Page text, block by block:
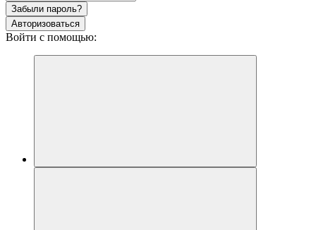
Забыли пароль?
Авторизоваться
Войти с помощью: